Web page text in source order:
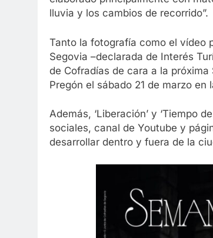
lluvia y los cambios de recorrido”.
Tanto la fotografía como el vídeo
Segovia –declarada de Interés
de Cofradías de cara a la
Pregón el sábado 21 de marzo en
Además, ‘Liberación’ y ‘Tiempo
sociales, canal de Youtube y
desarrollar dentro y fuera de la